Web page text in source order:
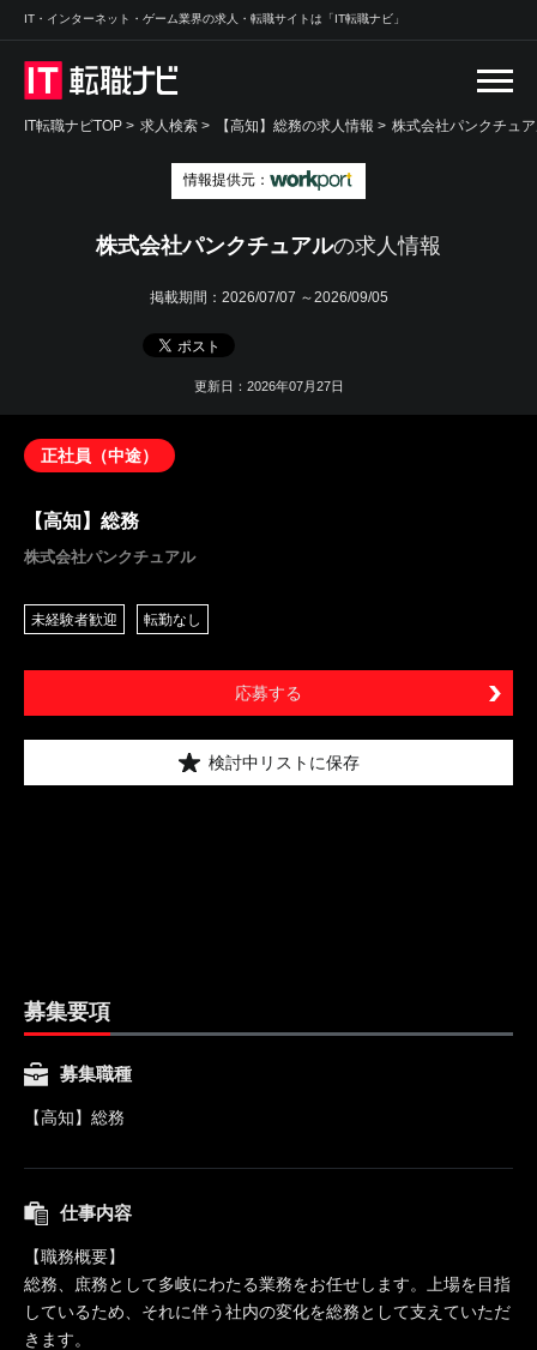
IT・インターネット・ゲーム業界の求人・転職サイトは「IT転職ナビ」
IT転職ナビTOP > 求人検索 > 【高知】総務の求人情報 > 株式会社パンクチュ
情報提供元：
株式会社パンクチュアルの求人情報
掲載期間： 2026/07/07 ～2026/09/05
更新日：2026年07月27日
正社員（中途）
【高知】総務
株式会社パンクチュアル
未経験者歓迎 転勤なし
応募する
検討中リストに保存
募集要項
募集職種
【高知】総務
仕事内容
【職務概要】
総務、庶務として多岐にわたる業務をお任せします。上場を目指
しているため、それに伴う社内の変化を総務として支えていただ
きます。